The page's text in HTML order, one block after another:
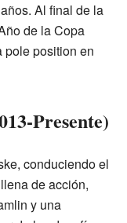
Al final de la
de la Copa
pole position en
Presente)
conduciendo el
de acción,
y una